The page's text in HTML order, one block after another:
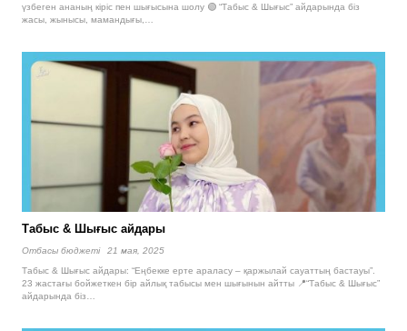
үзбеген ананың кіріс пен шығысына шолу 🟢 “Табыс & Шығыс” айдарында біз
жасы, жынысы, мамандығы,…
Табыс & Шығыс айдары
Отбасы бюджетi
21 мая, 2025
Табыс & Шығыс айдары: “Еңбекке ерте араласу – қаржылай сауаттың бастауы”.
23 жастағы бойжеткен бір айлық табысы мен шығынын айтты 📍“Табыс & Шығыс”
айдарында біз…